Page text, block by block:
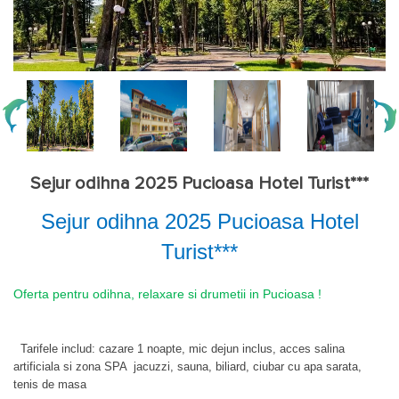
Sejur odihna 2025 Pucioasa Hotel Turist***
Sejur odihna 2025 Pucioasa Hotel
Turist***
Oferta pentru odihna, relaxare si drumetii in Pucioasa !
Tarifele includ: cazare 1 noapte, mic dejun inclus, acces salina
artificiala si zona SPA jacuzzi, sauna, biliard, ciubar cu apa sarata,
tenis de masa